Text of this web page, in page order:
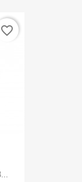
favorite_border